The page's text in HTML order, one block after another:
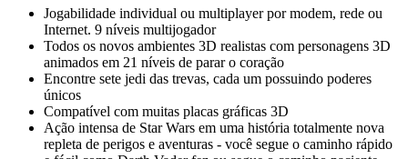
Jogabilidade individual ou multiplayer por modem, rede ou
Internet. 9 níveis multijogador
Todos os novos ambientes 3D realistas com personagens 3D
animados em 21 níveis de parar o coração
Encontre sete jedi das trevas, cada um possuindo poderes
únicos
Compatível com muitas placas gráficas 3D
Ação intensa de Star Wars em uma história totalmente nova
repleta de perigos e aventuras - você segue o caminho rápido